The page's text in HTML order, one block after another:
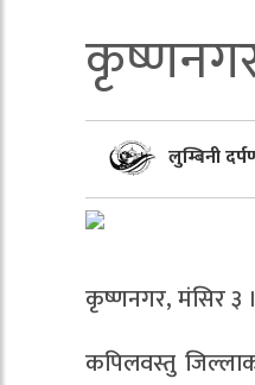
लुम्बिनी
कृष्णनगर, मंसिर ३ ।
कपिलवस्तु